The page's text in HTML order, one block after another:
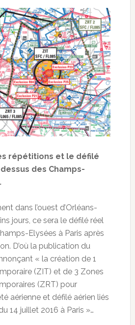
répétitions et le défilé
des Champs-
dans l’ouest d’Orléans-
jours, ce sera le défilé réel
Elysées à Paris après
D’où la publication du
« la création de 1
(ZIT) et de 3 Zones
(ZRT) pour
aérienne et défilé aérien liés
14 juillet 2016 à Paris »…